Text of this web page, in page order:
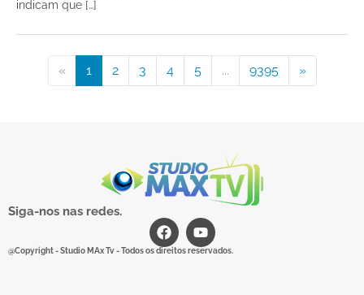
indicam que […]
« 1 2 3 4 5 ... 9395 »
Siga-nos nas redes.
@Copyright - Studio MAx Tv - Todos os direitos reservados.